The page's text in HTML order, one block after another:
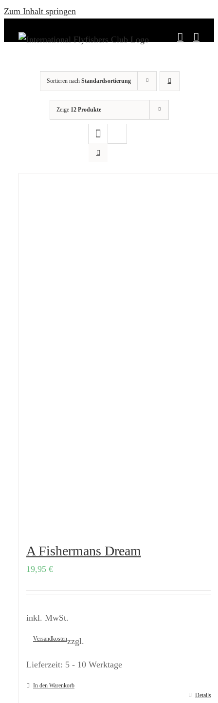
Zum Inhalt springen
Sortieren nach Standardsortierung
Zeige 12 Produkte
A Fishermans Dream
19,95 €
inkl. MwSt.
zzgl.
Versandkosten
Lieferzeit: 5 - 10 Werktage
In den Warenkorb
Details